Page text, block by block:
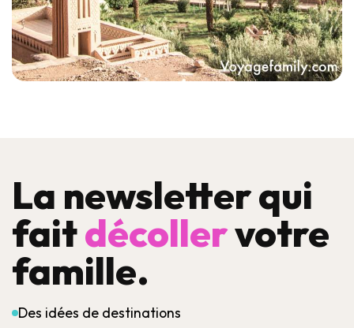
La newsletter qui
faitdécollervotre
famille.
Des idées de destinations